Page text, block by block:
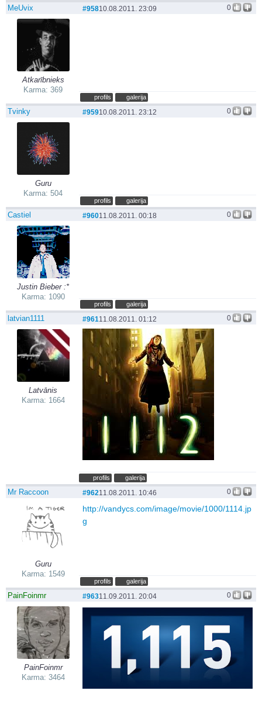
MeUvix
Atkarībnieks
Karma: 369
0
#95810.08.2011. 23:09
profils galerija
Tvinky
Guru
Karma: 504
0
#95910.08.2011. 23:12
profils galerija
Castiel
Justin Bieber :*
Karma: 1090
0
#96011.08.2011. 00:18
profils galerija
latvian1111
Latvānis
Karma: 1664
0
#96111.08.2011. 01:12
profils galerija
Mr Raccoon
Guru
Karma: 1549
0
#96211.08.2011. 10:46
http://vandycs.com/image/movie/1000/1114.jp
g
profils galerija
PainFoinmr
PainFoinmr
Karma: 3464
0
#96311.09.2011. 20:04